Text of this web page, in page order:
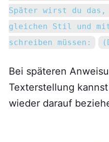
Später wirst du
gleichen Stil und
schreiben müssen:
Bei späteren
Texterstellung
wieder darauf